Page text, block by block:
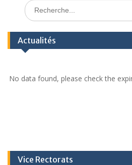
Actualités
No data found, please check the
Vice Rectorats